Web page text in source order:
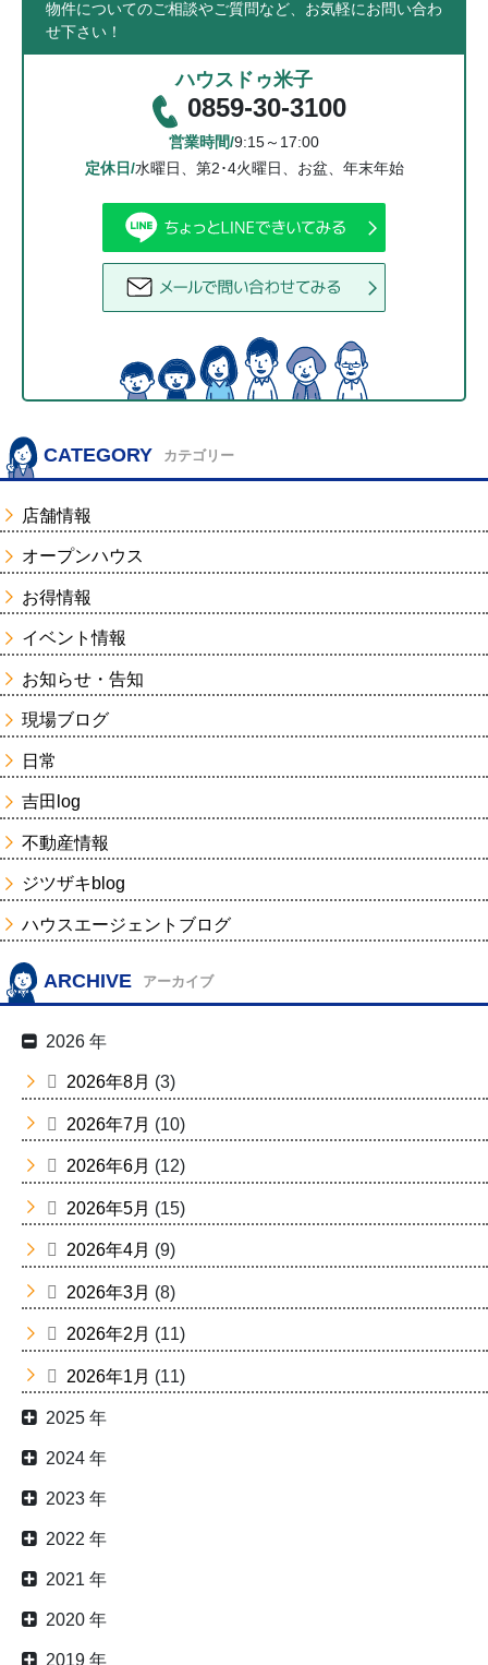
物件についてのご相談やご質問など、お気軽にお問い合わ
せ下さい！
ハウスドゥ米子
0859-30-3100
営業時間/9:15～17:00
定休日/水曜日、第2･4火曜日、お盆、年末年始
CATEGORY カテゴリー
店舗情報
オープンハウス
お得情報
イベント情報
お知らせ・告知
現場ブログ
日常
吉田log
不動産情報
ジツザキblog
ハウスエージェントブログ
ARCHIVE アーカイブ
2026 年
2026年8月 (3)
2026年7月 (10)
2026年6月 (12)
2026年5月 (15)
2026年4月 (9)
2026年3月 (8)
2026年2月 (11)
2026年1月 (11)
2025 年
2024 年
2023 年
2022 年
2021 年
2020 年
2019 年